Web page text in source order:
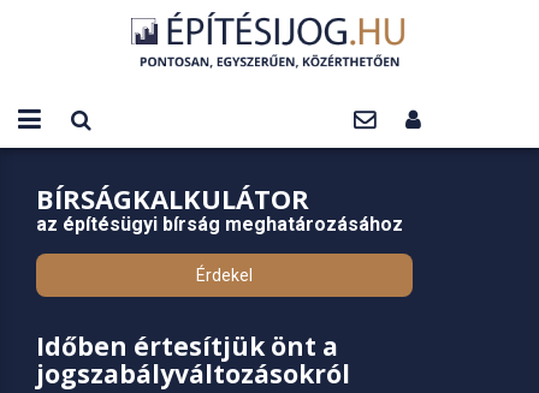
BÍRSÁGKALKULÁTOR
az építésügyi bírság meghatározásához
Érdekel
Időben értesítjük önt a
jogszabályváltozásokról